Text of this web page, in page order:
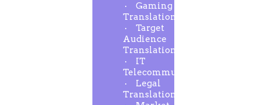
Gaming
Translation
Target
Audience
Translation
IT
Telecommunication
Legal
Translation